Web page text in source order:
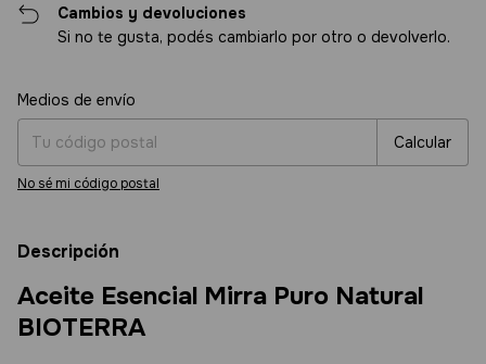
Cambios y devoluciones
Si no te gusta, podés cambiarlo por otro o devolverlo.
Entregas para el CP:
Medios de envío
Calcular
No sé mi código postal
Descripción
Aceite Esencial Mirra Puro Natural
BIOTERRA